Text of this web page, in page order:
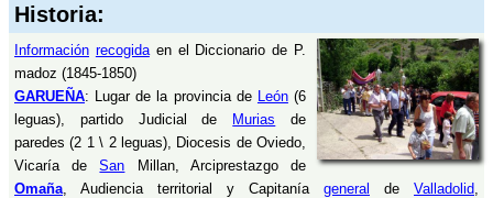
Historia:
Información recogidaen el Diccionario de P.
madoz (1845-1850)
GARUEÑA: Lugar de la provincia de León(6
leguas), partido Judicial de Murias de
paredes (2 1 \ 2 leguas), Diocesis de Oviedo,
Vicaría deSan Millan, Arciprestazgo de
Omaña , Audiencia territorial y Capitanía general de Valladolid